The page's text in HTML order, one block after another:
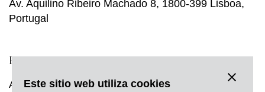
Av. Aquilino Ribeiro Machado 8, 1800-399 Lisboa,
Portugal
BRUSELAS
Avenue Louise, 231,
Este sitio web utiliza cookies